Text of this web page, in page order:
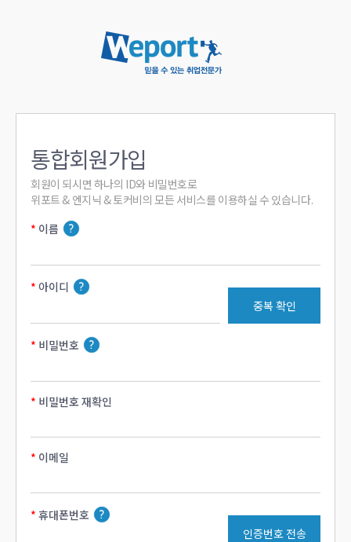
통합회원가입
회원이 되시면 하나의 ID와 비밀번호로
위포트 & 엔지닉 & 토커비의 모든 서비스를 이용하실 수 있습니다.
이름
아이디
중복 확인
비밀번호
비밀번호 재확인
이메일
휴대폰번호
인증번호 전송